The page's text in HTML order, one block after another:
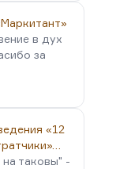
в дух
за
«12
таковы" -